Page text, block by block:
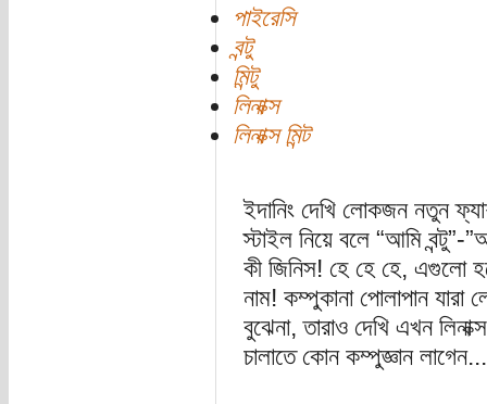
পাইরেসি
বন্টু
মিন্টু
লিনাক্স
লিনাক্স মিন্ট
ইদানিং দেখি লোকজন নতুন
স্টাইল নিয়ে বলে “আমি বন্টু”-
কী জিনিস! হে হে হে, এগুলো
নাম! কম্পুকানা পোলাপান যারা
বুঝেনা, তারাও দেখি এখন
চালাতে কোন কম্পুজ্ঞান লাগেন...